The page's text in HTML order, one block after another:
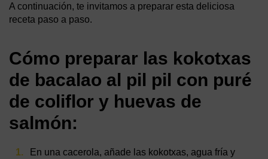
A continuación, te invitamos a preparar esta deliciosa
receta paso a paso.
Cómo preparar las kokotxas
de bacalao al pil pil con puré
de coliflor y huevas de
salmón:
En una cacerola, añade las kokotxas, agua fría y